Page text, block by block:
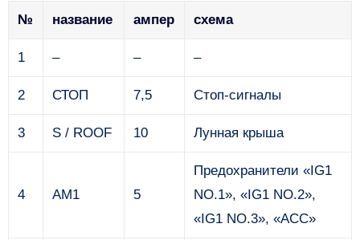
№ название ампер схема
1 – – –
2 СТОП 7,5 Стоп-сигналы
3 S / ROOF 10 Лунная крыша
4 AM1 5
Предохранители «IG1
NO.1», «IG1 NO.2»,
«IG1 NO.3», «ACC»